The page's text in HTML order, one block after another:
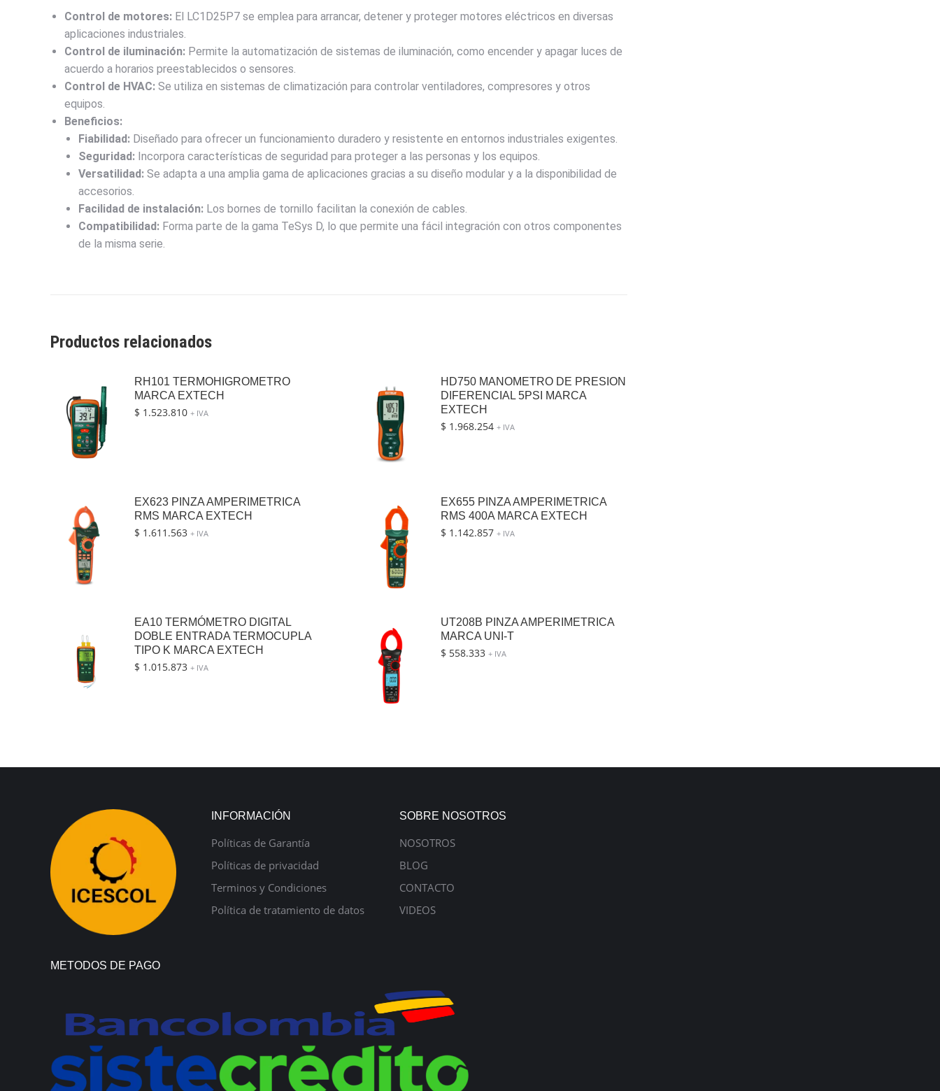
Control de motores: El LC1D25P7 se emplea para arrancar, detener y proteger motores eléctricos en diversas
aplicaciones industriales.
Control de iluminación: Permite la automatización de sistemas de iluminación, como encender y apagar luces de
acuerdo a horarios preestablecidos o sensores.
Control de HVAC: Se utiliza en sistemas de climatización para controlar ventiladores, compresores y otros
equipos.
Beneficios:
Fiabilidad: Diseñado para ofrecer un funcionamiento duradero y resistente en entornos industriales exigentes.
Seguridad: Incorpora características de seguridad para proteger a las personas y los equipos.
Versatilidad: Se adapta a una amplia gama de aplicaciones gracias a su diseño modular y a la disponibilidad de
accesorios.
Facilidad de instalación: Los bornes de tornillo facilitan la conexión de cables.
Compatibilidad: Forma parte de la gama TeSys D, lo que permite una fácil integración con otros componentes
de la misma serie.
Productos relacionados
RH101 TERMOHIGROMETRO
MARCA EXTECH
$ 1.523.810 + IVA
HD750 MANOMETRO DE PRESION
DIFERENCIAL 5PSI MARCA
EXTECH
$ 1.968.254 + IVA
EX623 PINZA AMPERIMETRICA
RMS MARCA EXTECH
$ 1.611.563 + IVA
EX655 PINZA AMPERIMETRICA
RMS 400A MARCA EXTECH
$ 1.142.857 + IVA
EA10 TERMÓMETRO DIGITAL
DOBLE ENTRADA TERMOCUPLA
TIPO K MARCA EXTECH
$ 1.015.873 + IVA
UT208B PINZA AMPERIMETRICA
MARCA UNI-T
$ 558.333 + IVA
INFORMACIÓN
Políticas de Garantía
Políticas de privacidad
Terminos y Condiciones
Política de tratamiento de datos
SOBRE NOSOTROS
NOSOTROS
BLOG
CONTACTO
VIDEOS
METODOS DE PAGO